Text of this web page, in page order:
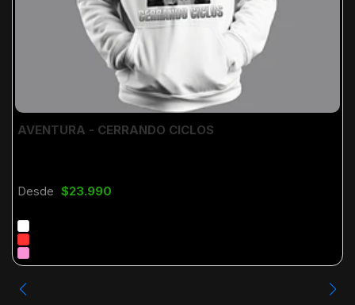
AVENTURA - CERRANDO CICLOS
Desde $23.990